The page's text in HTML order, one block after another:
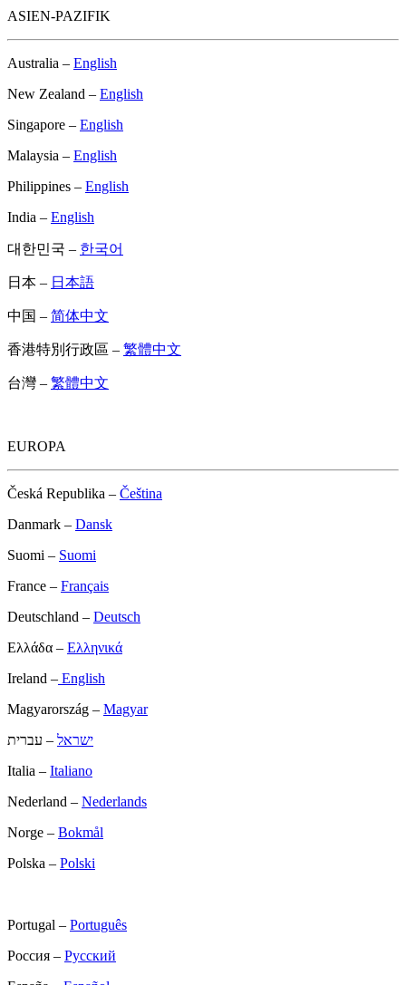
ASIEN-PAZIFIK
Australia – English
New Zealand – English
Singapore – English
Malaysia – English
Philippines – English
India – English
대한민국 – 한국어
日本 – 日本語
中国 – 简体中文
香港特別行政區 – 繁體中文
台灣 – 繁體中文
EUROPA
Česká Republika – Čeština
Danmark – Dansk
Suomi – Suomi
France – Français
Deutschland – Deutsch
Ελλάδα – Ελληνικά
Ireland – English
Magyarország – Magyar
ישראל – עברית
Italia – Italiano
Nederland – Nederlands
Norge – Bokmål
Polska – Polski
Portugal – Português
Россия – Русский